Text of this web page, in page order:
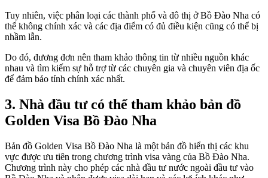
Tuy nhiên, việc phân loại các thành phố và đô thị ở Bồ Đào Nha có
thể không chính xác và các địa điểm có đủ điều kiện cũng có thể bị
nhầm lẫn.
Do đó, đương đơn nên tham khảo thông tin từ nhiều nguồn khác
nhau và tìm kiếm sự hỗ trợ từ các chuyên gia và chuyên viên địa ốc
để đảm bảo tính chính xác nhất.
3. Nhà đầu tư có thể tham khảo bản đồ
Golden Visa Bồ Đào Nha
Bản đồ Golden Visa Bồ Đào Nha là một bản đồ hiển thị các khu
vực được ưu tiên trong chương trình visa vàng của Bồ Đào Nha.
Chương trình này cho phép các nhà đầu tư nước ngoài đầu tư vào